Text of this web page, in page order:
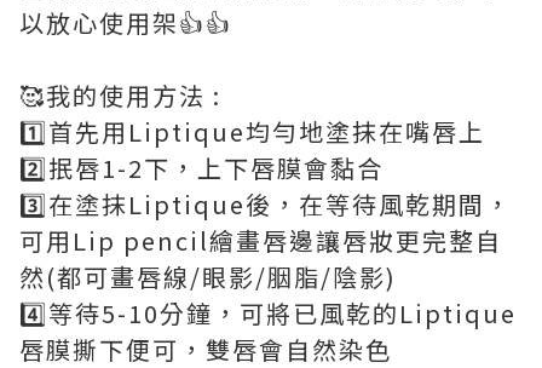
以放心使用架👍👍
🥰我的使用方法 :
1️⃣首先用Liptique均勻地塗抹在嘴唇上
2️⃣抿唇1-2下，上下唇膜會黏合
3️⃣在塗抹Liptique後，在等待風乾期間，
可用Lip pencil繪畫唇邊讓唇妝更完整自
然(都可畫唇線/眼影/胭脂/陰影)
4️⃣等待5-10分鐘，可將已風乾的Liptique
唇膜撕下便可，雙唇會自然染色